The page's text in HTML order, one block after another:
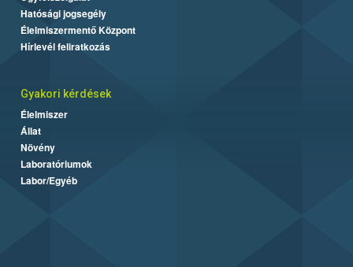
Hatósági jogsegély
Élelmiszermentő Központ
Hírlevél feliratkozás
Gyakori kérdések
Élelmiszer
Állat
Növény
Laboratóriumok
Labor/Egyéb